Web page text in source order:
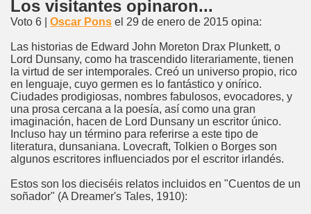
Los visitantes opinaron...
Voto 6 | Oscar Pons el 29 de enero de 2015 opina:
Las historias de Edward John Moreton Drax Plunkett, o
Lord Dunsany, como ha trascendido literariamente, tienen
la virtud de ser intemporales. Creó un universo propio, rico
en lenguaje, cuyo germen es lo fantástico y onírico.
Ciudades prodigiosas, nombres fabulosos, evocadores, y
una prosa cercana a la poesía, así como una gran
imaginación, hacen de Lord Dunsany un escritor único.
Incluso hay un término para referirse a este tipo de
literatura, dunsaniana. Lovecraft, Tolkien o Borges son
algunos escritores influenciados por el escritor irlandés.
Estos son los dieciséis relatos incluidos en "Cuentos de un
soñador" (A Dreamer's Tales, 1910):